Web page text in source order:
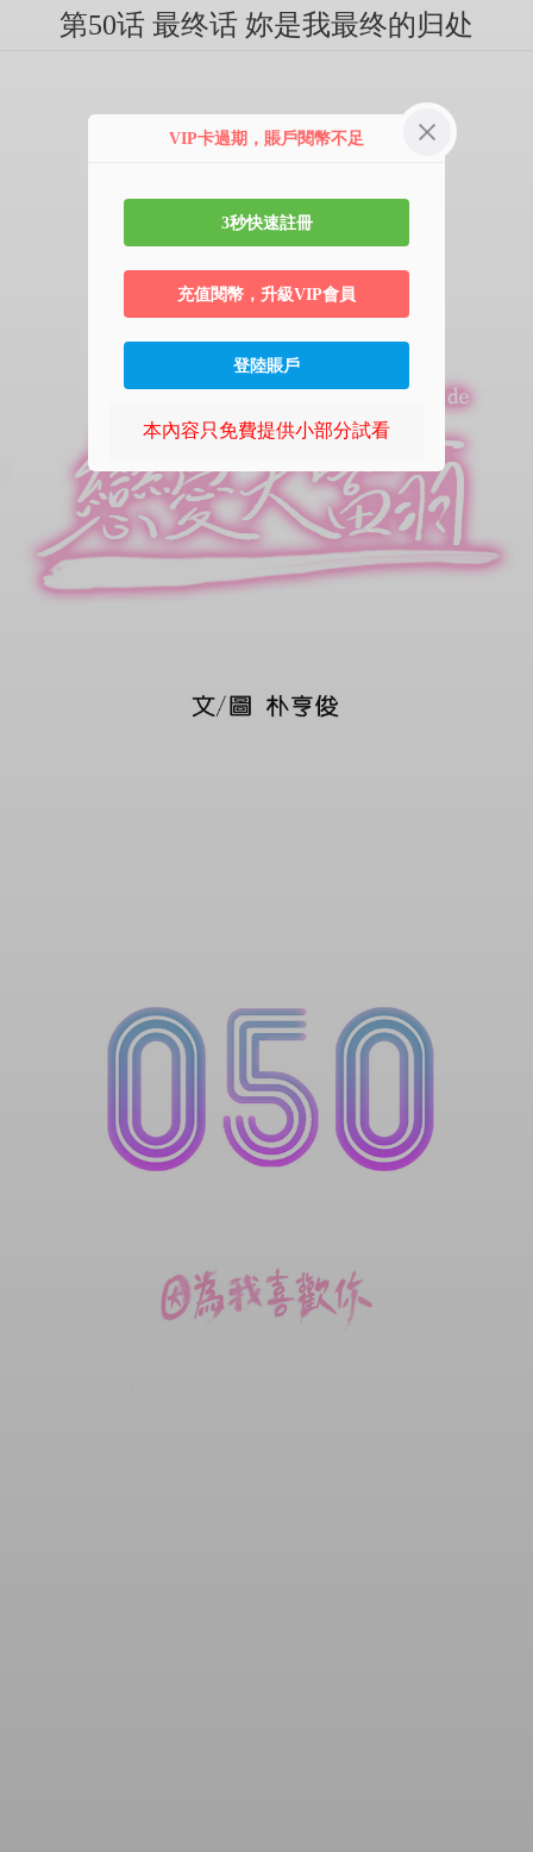
第50话 最终话 妳是我最终的归处
VIP卡過期，賬戶閱幣不足
3秒快速註冊
充值閱幣，升級VIP會員
登陸賬戶
本內容只免費提供小部分試看